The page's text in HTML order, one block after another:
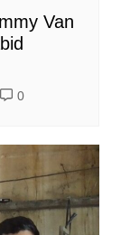
Van
0